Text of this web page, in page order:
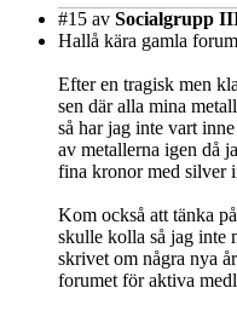
#15 av Socialgrupp
Hallå kära gamla
Efter en tragisk men
sen där alla mina
så har jag inte vart
av metallerna igen då
fina kronor med silver
Kom också att tänka
skulle kolla så jag inte
skrivet om några nya
forumet för aktiva